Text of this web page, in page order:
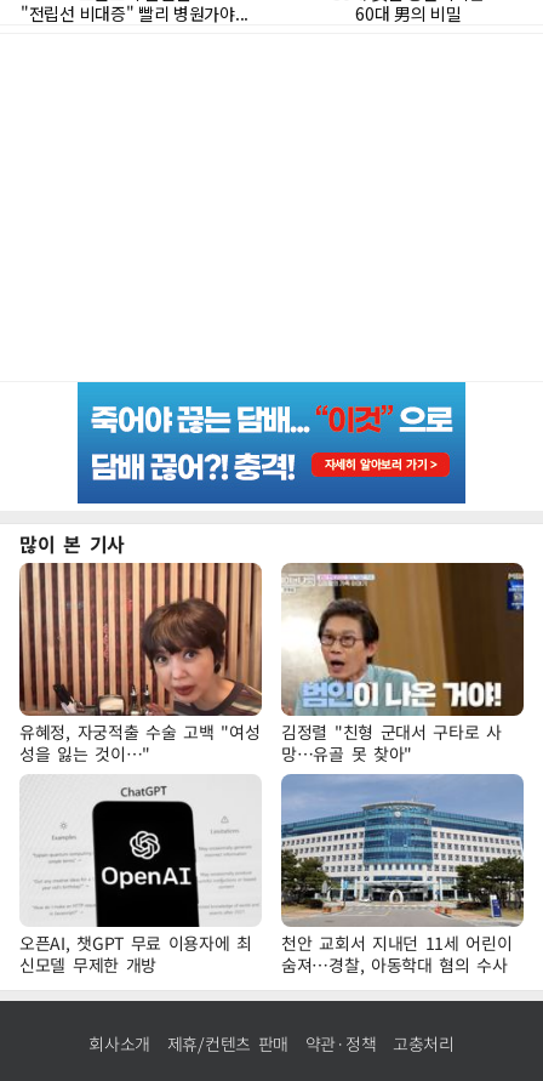
많이 본 기사
유혜정, 자궁적출 수술 고백 "여성
성을 잃는 것이…"
김정렬 "친형 군대서 구타로 사
망…유골 못 찾아"
오픈AI, 챗GPT 무료 이용자에 최
신모델 무제한 개방
천안 교회서 지내던 11세 어린이
숨져…경찰, 아동학대 혐의 수사
회사소개 제휴/컨텐츠 판매 약관·정책 고충처리